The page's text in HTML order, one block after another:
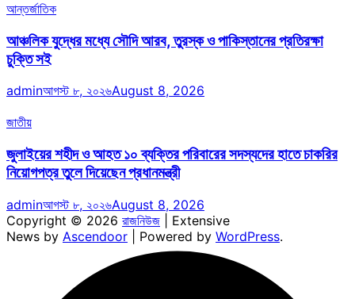
আন্তর্জাতিক
আঞ্চলিক যুদ্ধের মধ্যে সৌদি আরব, তুরস্ক ও পাকিস্তানের প্রতিরক্ষা
চুক্তি সই
adminআগস্ট ৮, ২০২৬August 8, 2026
জাতীয়
জুলাইয়ের শহীদ ও আহত ১০ ব্যক্তির পরিবারের সদস্যদের হাতে চাকরির
নিয়োগপত্র তুলে দিয়েছেন প্রধানমন্ত্রী
adminআগস্ট ৮, ২০২৬August 8, 2026
Copyright © 2026 রাজনিউজ | Extensive
News by Ascendoor | Powered by WordPress.